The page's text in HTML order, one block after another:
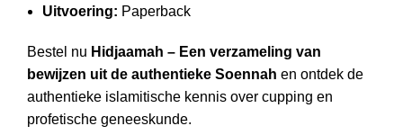
Uitvoering: Paperback
Bestel nu Hidjaamah – Een verzameling van
bewijzen uit de authentieke Soennah en ontdek de
authentieke islamitische kennis over cupping en
profetische geneeskunde.